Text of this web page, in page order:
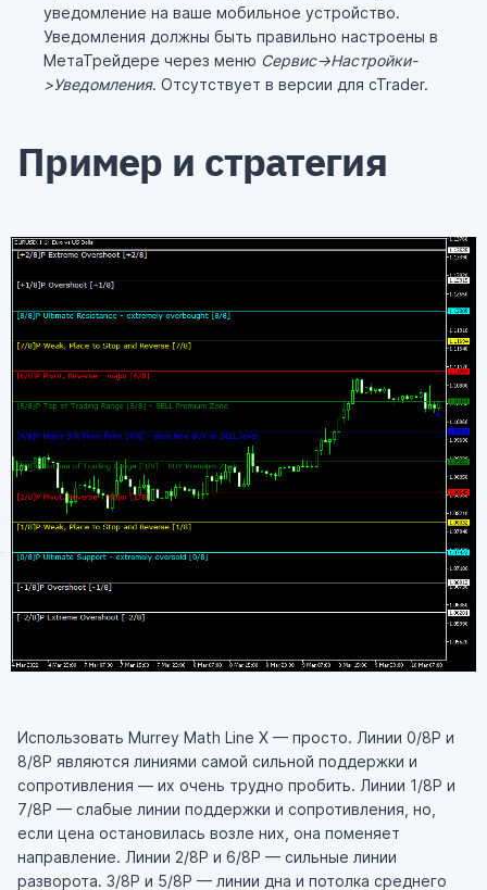
уведомление на ваше мобильное устройство.
Уведомления должны быть правильно настроены в
МетаТрейдере через меню Сервис->Настройки-
>Уведомления. Отсутствует в версии для cTrader.
Пример и стратегия
Использовать Murrey Math Line X — просто. Линии 0/8P и
8/8P являются линиями самой сильной поддержки и
сопротивления — их очень трудно пробить. Линии 1/8P и
7/8P — слабые линии поддержки и сопротивления, но,
если цена остановилась возле них, она поменяет
направление. Линии 2/8P и 6/8P — сильные линии
разворота. 3/8P и 5/8P — линии дна и потолка среднего